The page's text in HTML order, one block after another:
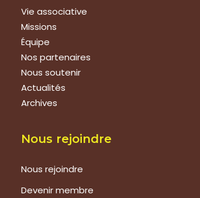
Vie associative
Missions
Équipe
Nos partenaires
Nous soutenir
Actualités
Archives
Nous rejoindre
Nous rejoindre
Devenir membre